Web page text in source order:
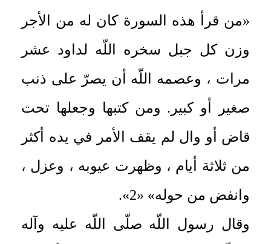
«من قرأ هذه السورة كان له من الأجر
وزن كل جبل سخره اللّه لداود عشر
مرات ، وعصمه اللّه أن يصرّ على ذنب
صغير أو كبير. ومن كتبها وجعلها تحت
قاض أو وال لم يقف الأمر في يده أكثر
من ثلاثة أيام ، وظهرت عيوبه ، وعزل ،
وانفض من حوله» «2».
وقال رسول اللّه صلّى اللّه عليه وآله